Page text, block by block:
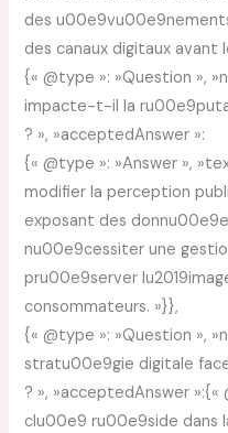
des
des canaux digitaux avant
{« @type »: »Question »,
impacte-t-il la
? », »acceptedAnswer »:
{« @type »: »Answer »,
modifier la perception
exposant des
nu00e9cessiter une
pru00e9server
consommateurs. »}},
{« @type »: »Question »,
stratu00e9gie digitale
? », »acceptedAnswer »:{«
clu00e9 ru00e9side dans